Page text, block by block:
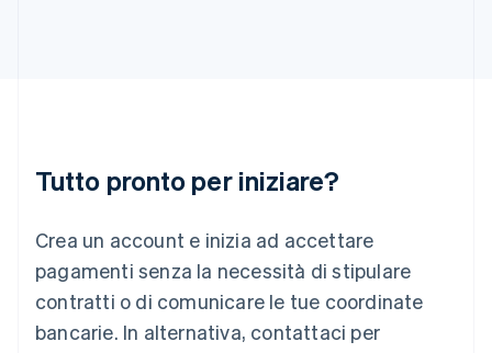
Tutto pronto per iniziare?
Crea un account e inizia ad accettare
pagamenti senza la necessità di stipulare
contratti o di comunicare le tue coordinate
bancarie. In alternativa, contattaci per
Lituania
Lussemburgo
Deutsch English
Malaysia
English 简体中文
Malta